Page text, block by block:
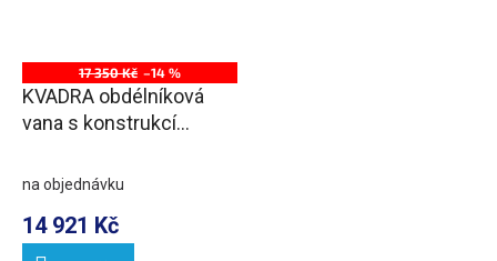
17 350 Kč –14 %
KVADRA obdélníková
vana s konstrukcí
na objednávku
14 921 Kč